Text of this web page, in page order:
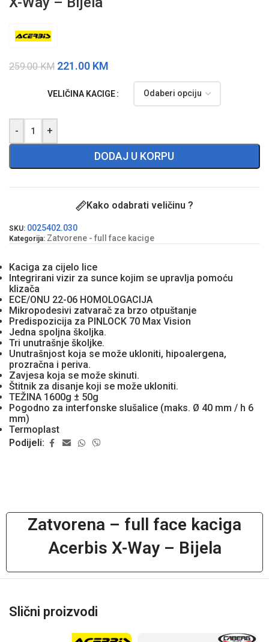
259.00KM 221.00 KM
VELIČINA KACIGE
- +
DODAJ U KORPU
Kako odabrati veličinu ?
SKU: 0025402.030
Kategorija: Zatvorene - full face kacige
Kaciga za cijelo lice
Integrirani vizir za sunce kojim se upravlja pomoću
klizača
ECE/ONU 22-06 HOMOLOGACIJA
Mikropodesivi zatvarač za brzo otpuštanje
Predispozicija za PINLOCK 70 Max Vision
Jedna spoljna školjka.
Tri unutrašnje školjke.
Unutrašnjost koja se može ukloniti, hipoalergena,
prozračna i periva.
Zavjesa koja se može skinuti.
Štitnik za disanje koji se može ukloniti.
TEŽINA 1600g ± 50g
Pogodno za interfonske slušalice (maks. Ø 40 mm / h 6
mm)
Termoplast
Podijeli:
Zatvorena – full face kaciga
Acerbis X-Way – Bijela
Slični proizvodi